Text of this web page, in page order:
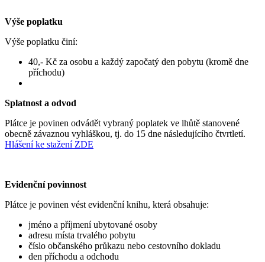
Výše poplatku
Výše poplatku činí:
40,- Kč za osobu a každý započatý den pobytu (kromě dne
příchodu)
Splatnost a odvod
Plátce je povinen odvádět vybraný poplatek ve lhůtě stanovené
obecně závaznou vyhláškou, tj. do 15 dne následujícího čtvrtletí.
Hlášení ke stažení ZDE
Evidenční povinnost
Plátce je povinen vést evidenční knihu, která obsahuje:
jméno a příjmení ubytované osoby
adresu místa trvalého pobytu
číslo občanského průkazu nebo cestovního dokladu
den příchodu a odchodu